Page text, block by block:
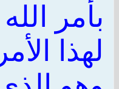
بأمر
لهذا